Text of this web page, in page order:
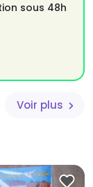
sous 48h
Voir plus